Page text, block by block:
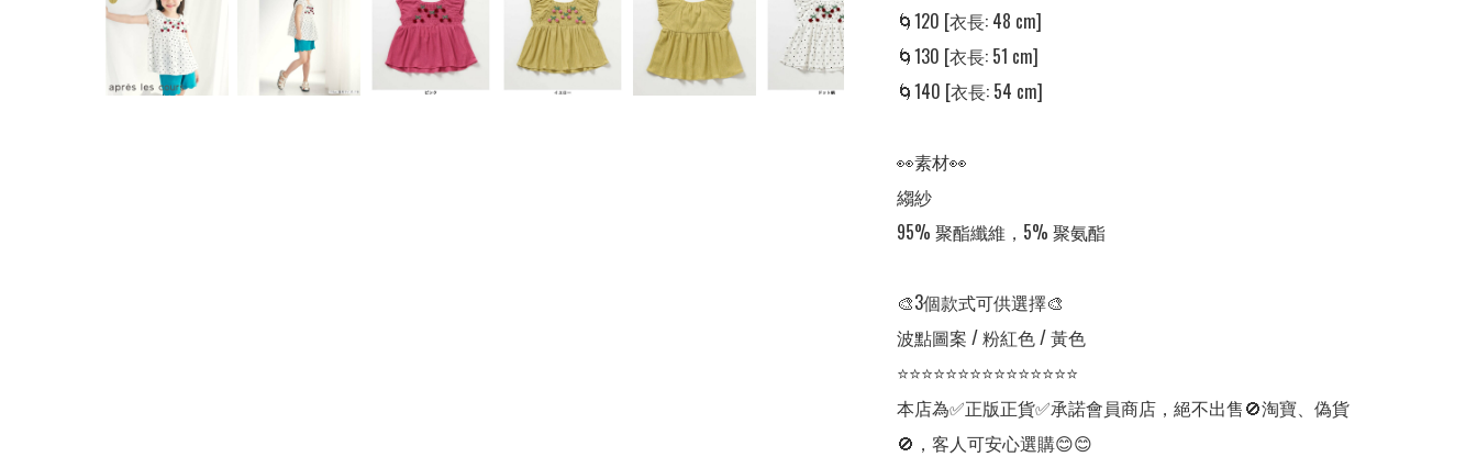
🌀120 [衣長: 48 cm]
🌀130 [衣長: 51 cm]
🌀140 [衣長: 54 cm]
👀素材👀
縐紗
95% 聚酯纖維，5% 聚氨酯
🎨3個款式可供選擇🎨
波點圖案 / 粉紅色 / 黃色
⭐⭐⭐⭐⭐⭐⭐⭐⭐⭐⭐⭐⭐⭐⭐
本店為✅正版正貨✅承諾會員商店，絕不出售🚫淘寶、偽貨
🚫，客人可安心選購😊😊